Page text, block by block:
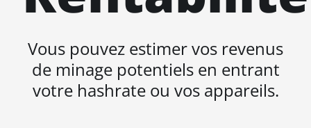
Vous pouvez estimer vos revenus
de minage potentiels en entrant
votre hashrate ou vos appareils.